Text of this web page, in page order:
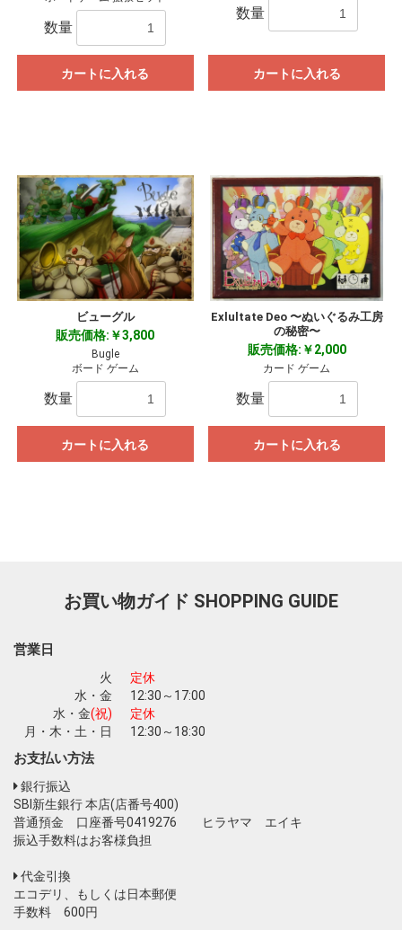
数量
カートに入れる
数量
カートに入れる
ビューグル
販売価格:￥3,800
Bugle
ボード ゲーム
数量
カートに入れる
Exlultate Deo 〜ぬいぐるみ工房
の秘密〜
販売価格:￥2,000
カード ゲーム
数量
カートに入れる
お買い物ガイド SHOPPING GUIDE
営業日
火
定休
水・金
12:30～17:00
水・金(祝)
定休
月・木・土・日
12:30～18:30
お支払い方法
銀行振込
SBI新生銀行 本店(店番号400)
普通預金 口座番号0419276 ヒラヤマ エイキ
振込手数料はお客様負担
代金引換
エコデリ、もしくは日本郵便
手数料 600円